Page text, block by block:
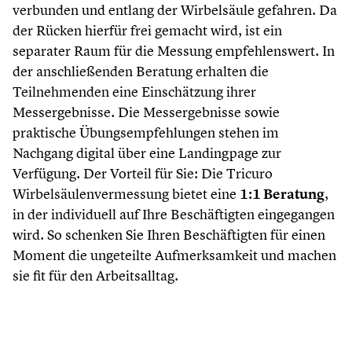
verbunden und entlang der Wirbelsäule gefahren. Da
der Rücken hierfür frei gemacht wird, ist ein
separater Raum für die Messung empfehlenswert. In
der anschließenden Beratung erhalten die
Teilnehmenden eine Einschätzung ihrer
Messergebnisse. Die Messergebnisse sowie
praktische Übungsempfehlungen stehen im
Nachgang digital über eine Landingpage zur
Verfügung. Der Vorteil für Sie: Die Tricuro
Wirbelsäulenvermessung bietet eine 1:1 Beratung,
in der individuell auf Ihre Beschäftigten eingegangen
wird. So schenken Sie Ihren Beschäftigten für einen
Moment die ungeteilte Aufmerksamkeit und machen
sie fit für den Arbeitsalltag.